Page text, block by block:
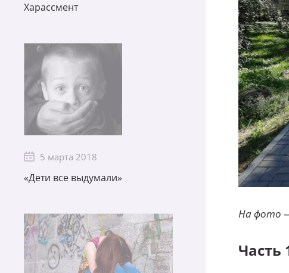
Харассмент
5 марта 2018
«Дети все выдумали»
На фото
Часть